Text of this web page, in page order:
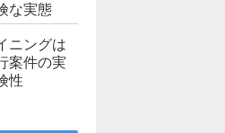
な実態
ニングは
案件の実
性